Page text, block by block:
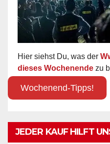
Hier siehst Du, was der
dieses Wochenende zu
Wochenend-Tipps!
JEDER KAUF HILFT